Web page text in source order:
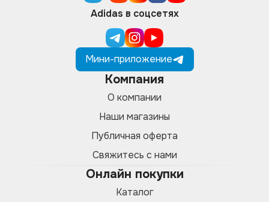
Adidas в соцсетях
Мини-приложение
Компания
О компании
Наши магазины
Публичная оферта
Свяжитесь с нами
Онлайн покупки
Каталог